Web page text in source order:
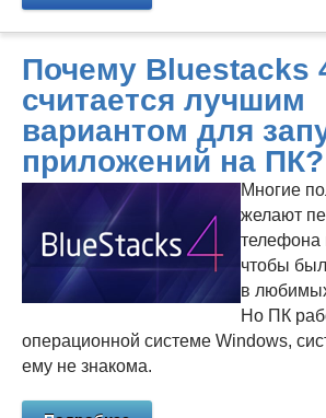
Почему Bluestacks
считается лучшим
вариантом для
приложений на ПК?
Многие
желают
телефона
чтобы
в
Но ПК
операционной системе Windows,
ему не знакома.